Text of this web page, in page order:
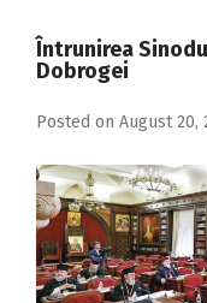
2017
2014
2013
2012
Întrunirea
Dobrogei
Posted on August 20,